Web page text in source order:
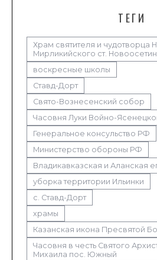
ТЕГИ
Храм святителя и чудотворца
Мирликийского ст.
воскресные школы
Ставд-Дорт
Свято-Вознесенский собор
Часовня Луки Войно-
Генеральное консульство РФ
Министерство обороны РФ
Владикавказская и Аланская
уборка территории Ильинки
с. Ставд-Дорт
храмы
Казанская икона Пресвятой
Часовня в честь Святого
Михаила пос. Южный